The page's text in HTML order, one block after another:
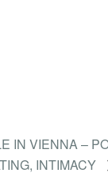
IN VIENNA –
INTIMACY